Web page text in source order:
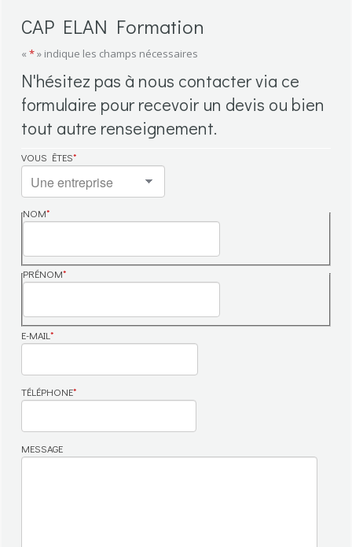
CAP ELAN Formation
« *» indique les champs nécessaires
N'hésitez pas à nous contacter via ce
formulaire pour recevoir un devis ou bien
tout autre renseignement.
VOUS ÊTES*
NOM*
PRÉNOM*
E-MAIL *
TÉLÉPHONE*
MESSAGE